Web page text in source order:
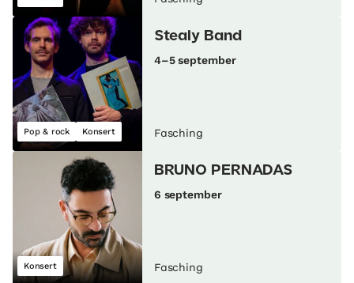
Pop & rock Konsert
Stealy Band
4–5 september
Fasching
Konsert
BRUNO PERNADAS
6 september
Fasching